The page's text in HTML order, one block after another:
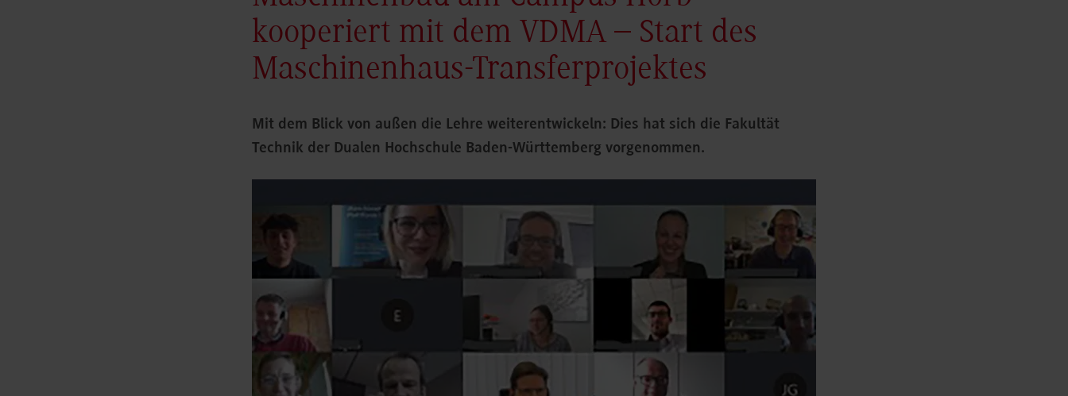
kooperiert mit dem VDMA – Start des
Maschinenhaus-Transferprojektes
Mit dem Blick von außen die Lehre weiterentwickeln: Dies hat sich die Fakultät
Technik der Dualen Hochschule Baden-Württemberg vorgenommen.